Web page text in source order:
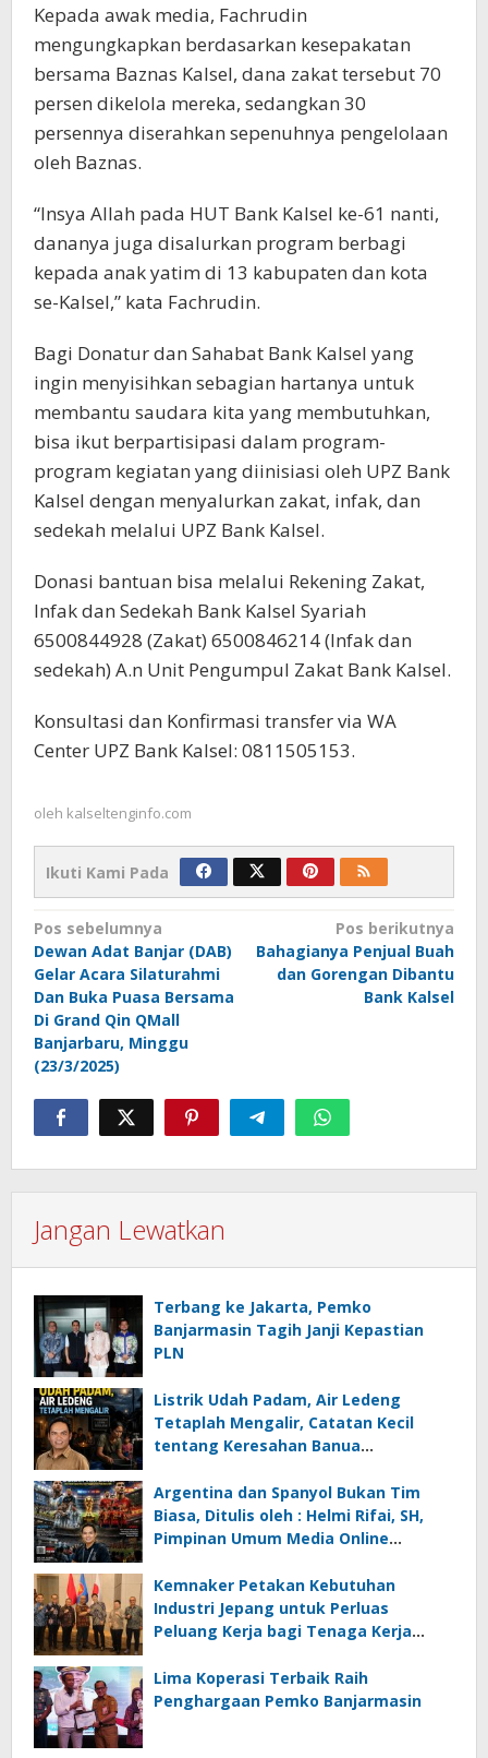
Kepada awak media, Fachrudin
mengungkapkan berdasarkan kesepakatan
bersama Baznas Kalsel, dana zakat tersebut 70
persen dikelola mereka, sedangkan 30
persennya diserahkan sepenuhnya pengelolaan
oleh Baznas.
“Insya Allah pada HUT Bank Kalsel ke-61 nanti,
dananya juga disalurkan program berbagi
kepada anak yatim di 13 kabupaten dan kota
se-Kalsel,” kata Fachrudin.
Bagi Donatur dan Sahabat Bank Kalsel yang
ingin menyisihkan sebagian hartanya untuk
membantu saudara kita yang membutuhkan,
bisa ikut berpartisipasi dalam program-
program kegiatan yang diinisiasi oleh UPZ Bank
Kalsel dengan menyalurkan zakat, infak, dan
sedekah melalui UPZ Bank Kalsel.
Donasi bantuan bisa melalui Rekening Zakat,
Infak dan Sedekah Bank Kalsel Syariah
6500844928 (Zakat) 6500846214 (Infak dan
sedekah) A.n Unit Pengumpul Zakat Bank Kalsel.
Konsultasi dan Konfirmasi transfer via WA
Center UPZ Bank Kalsel: 0811505153.
oleh kalseltenginfo.com
Ikuti Kami Pada
Navigasi
pos
Pos sebelumnya
Dewan Adat Banjar (DAB)
Gelar Acara Silaturahmi
Dan Buka Puasa Bersama
Di Grand Qin QMall
Banjarbaru, Minggu
(23/3/2025)
Pos berikutnya
Bahagianya Penjual Buah
dan Gorengan Dibantu
Bank Kalsel
Jangan Lewatkan
Terbang ke Jakarta, Pemko
Banjarmasin Tagih Janji Kepastian
PLN
Listrik Udah Padam, Air Ledeng
Tetaplah Mengalir, Catatan Kecil
tentang Keresahan Banua
Ancaman Lingkungan, Oleh : Helmi
Rifai, SH
Argentina dan Spanyol Bukan Tim
Biasa, Ditulis oleh : Helmi Rifai, SH,
Pimpinan Umum Media Online
Kemnaker Petakan Kebutuhan
Industri Jepang untuk Perluas
Peluang Kerja bagi Tenaga Kerja
Lima Koperasi Terbaik Raih
Penghargaan Pemko Banjarmasin